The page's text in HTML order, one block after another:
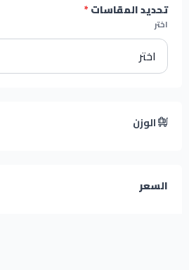
تحديد المقاسات*
اختر
الوزن
السعر